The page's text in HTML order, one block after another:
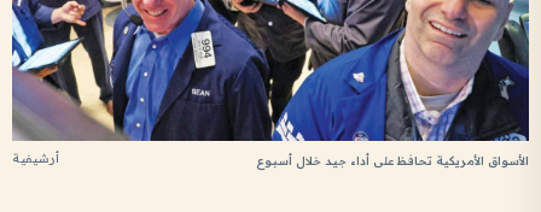
أرشيفية الأسواق الأمريكية تحافظ على أداء جيد خلال أسبوع